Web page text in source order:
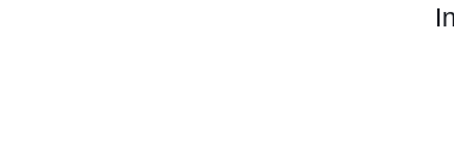
Kultus, Bildung und Chancen